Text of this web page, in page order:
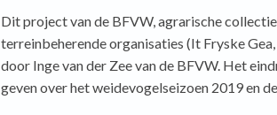
Dit project van de BFVW, agrarische
terreinbeherende organisaties (It Fryske
door Inge van der Zee van de BFVW. Het
geven over het weidevogelseizoen 2019 en